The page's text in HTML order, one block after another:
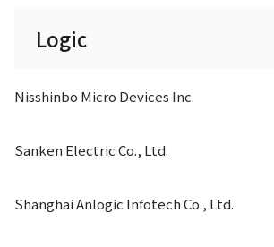
Logic
Nisshinbo Micro Devices Inc.
Sanken Electric Co., Ltd.
Shanghai Anlogic Infotech Co., Ltd.